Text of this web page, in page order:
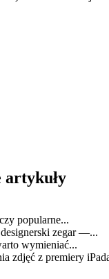
artykuły
popularne...
zegar —...
wymieniać...
zdjęć z premiery